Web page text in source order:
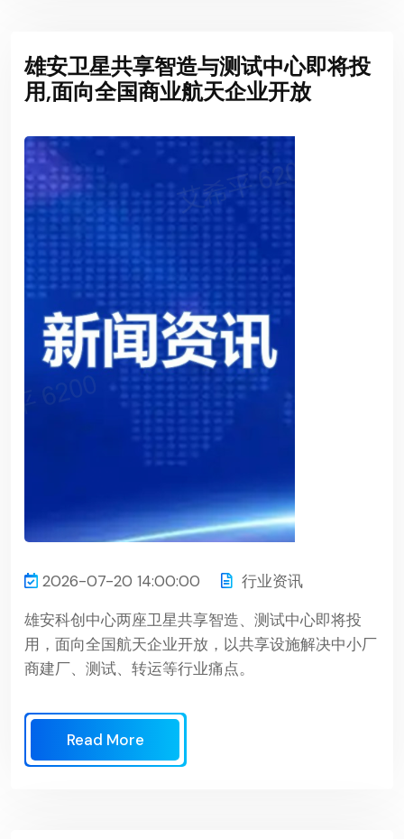
雄安卫星共享智造与测试中心即将投
用,面向全国商业航天企业开放
2026-07-20 14:00:00
行业资讯
雄安科创中心两座卫星共享智造、测试中心即将投
用，面向全国航天企业开放，以共享设施解决中小厂
商建厂、测试、转运等行业痛点。
Read More